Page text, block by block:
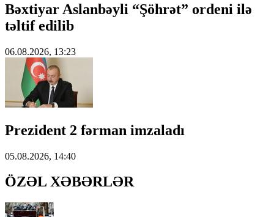
Bəxtiyar Aslanbəyli “Şöhrət” ordeni ilə
təltif edilib
06.08.2026, 13:23
Prezident 2 fərman imzaladı
05.08.2026, 14:40
ÖZƏL XƏBƏRLƏR